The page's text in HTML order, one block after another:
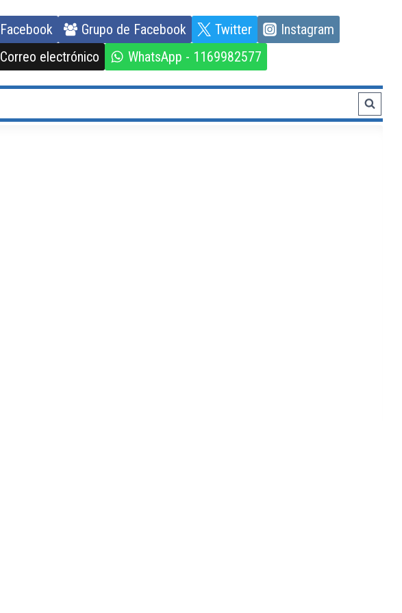
Facebook Grupo de Facebook Twitter
Instagram
Correo electrónico
WhatsApp - 1169982577